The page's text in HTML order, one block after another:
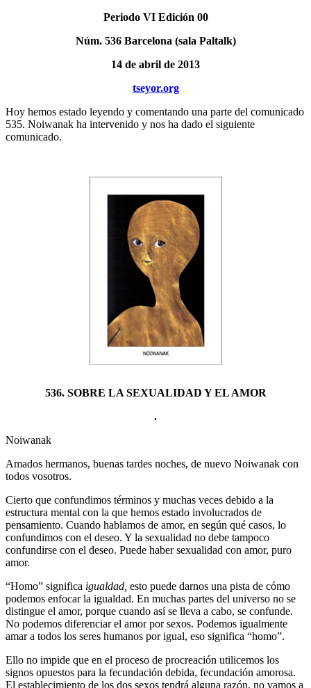
Periodo VI Edición 00
Núm. 536 Barcelona (sala Paltalk)
14 de abril de 2013
tseyor.org
Hoy hemos estado leyendo y comentando una parte del comunicado
535. Noiwanak ha intervenido y nos ha dado el siguiente
comunicado.
536. SOBRE LA SEXUALIDAD Y EL AMOR
.
Noiwanak
Amados hermanos, buenas tardes noches, de nuevo Noiwanak con
todos vosotros.
Cierto que confundimos términos y muchas veces debido a la
estructura mental con la que hemos estado involucrados de
pensamiento. Cuando hablamos de amor, en según qué casos, lo
confundimos con el deseo. Y la sexualidad no debe tampoco
confundirse con el deseo. Puede haber sexualidad con amor, puro
amor.
“Homo” significa igualdad, esto puede darnos una pista de cómo
podemos enfocar la igualdad. En muchas partes del universo no se
distingue el amor, porque cuando así se lleva a cabo, se confunde.
No podemos diferenciar el amor por sexos. Podemos igualmente
amar a todos los seres humanos por igual, eso significa “homo”.
Ello no impide que en el proceso de procreación utilicemos los
signos opuestos para la fecundación debida, fecundación amorosa.
El establecimiento de los dos sexos tendrá alguna razón, no vamos a